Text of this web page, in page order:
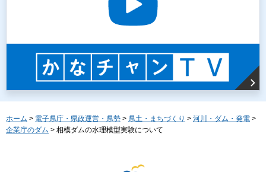
ホーム > 電子県庁・県政運営・県勢 > 県土・まちづくり > 河川・ダム・発電 >
企業庁のダム > 相模ダムの水理模型実験について